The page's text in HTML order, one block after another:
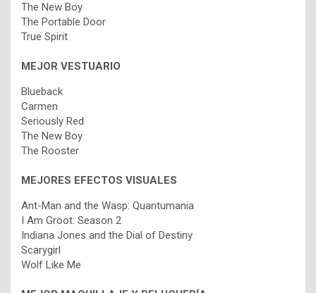
The New Boy
The Portable Door
True Spirit
MEJOR VESTUARIO
Blueback
Carmen
Seriously Red
The New Boy
The Rooster
MEJORES EFECTOS VISUALES
Ant-Man and the Wasp: Quantumania
I Am Groot: Season 2
Indiana Jones and the Dial of Destiny
Scarygirl
Wolf Like Me